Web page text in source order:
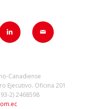
Canadiense
Ejecutivo. Oficina 201
2) 2468598